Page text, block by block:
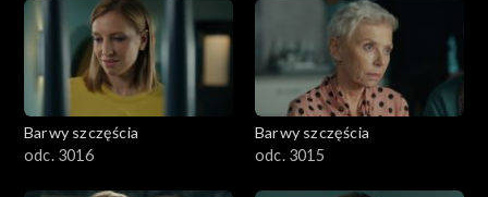
Barwy szczęścia
odc. 3016
Barwy szczęścia
odc. 3015